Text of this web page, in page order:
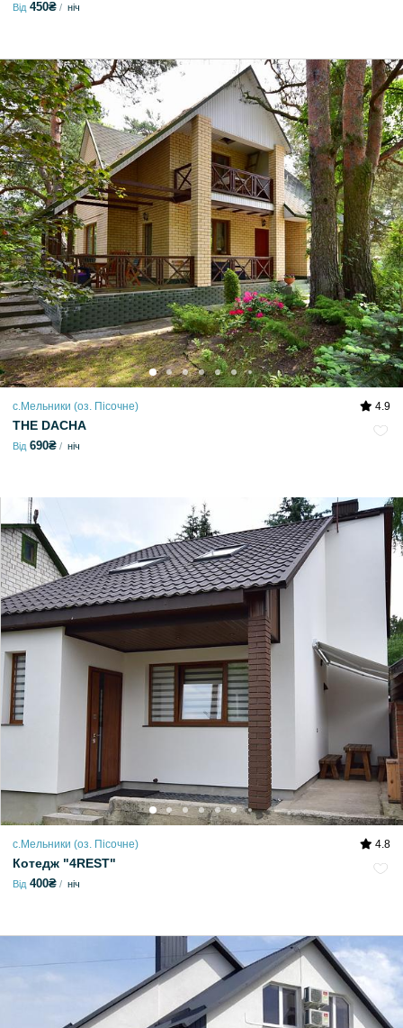
Від 450₴ ніч
с.Мельники (оз. Пісочне) 4.9
THE DACHA
Від 690₴ ніч
с.Мельники (оз. Пісочне) 4.8
Котедж "4REST"
Від 400₴ ніч